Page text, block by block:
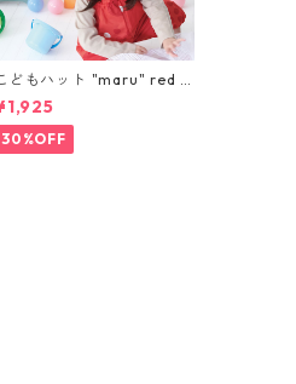
どもハット "maru" red S,
30%OFF